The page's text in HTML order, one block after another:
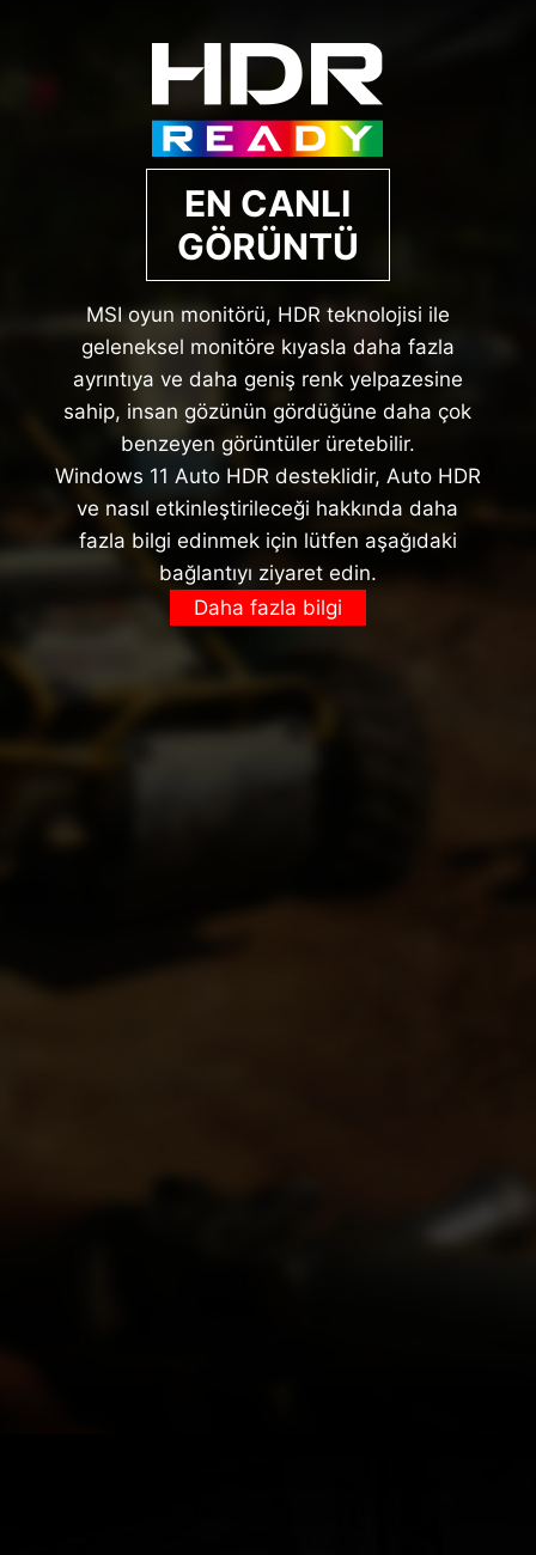
EN CANLI
GÖRÜNTÜ
MSI oyun monitörü, HDR teknolojisi ile
geleneksel monitöre kıyasla daha fazla
ayrıntıya ve daha geniş renk yelpazesine
sahip, insan gözünün gördüğüne daha çok
benzeyen görüntüler üretebilir.
Windows 11 Auto HDR desteklidir, Auto HDR
ve nasıl etkinleştirileceği hakkında daha
fazla bilgi edinmek için lütfen aşağıdaki
bağlantıyı ziyaret edin.
Daha fazla bilgi